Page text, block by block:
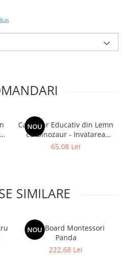
NOU
Calendar Educativ din Lemn
cu Dinozaur - Invatarea
Timpului, Zilelor si
65,08 Lei
SIMILARE
NOU
Busy Board Montessori
Panda
222,68 Lei